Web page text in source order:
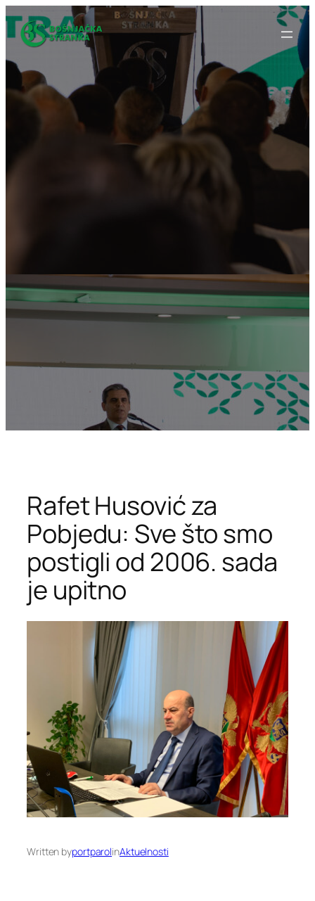
Idi
sadržaj
Rafet Husović za
Pobjedu: Sve što smo
postigli od 2006. sada
je upitno
Written byportparolinAktuelnosti